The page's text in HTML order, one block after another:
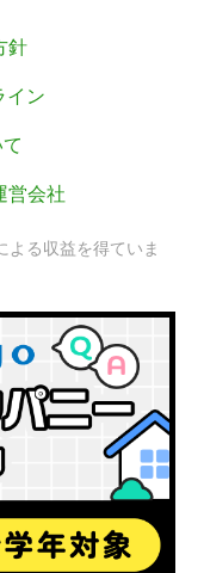
針
イン
営会社
よる収益を得ていま